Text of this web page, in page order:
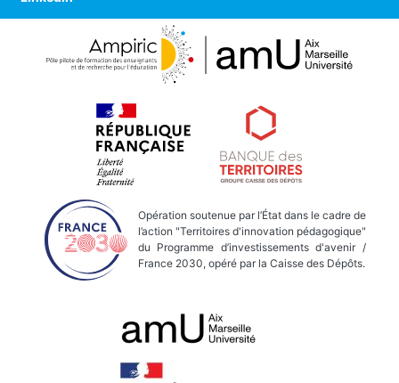
Opération soutenue par l’État dans le cadre de
l’action "Territoires d'innovation pédagogique"
du Programme d’investissements d'avenir /
France 2030, opéré par la Caisse des Dépôts.